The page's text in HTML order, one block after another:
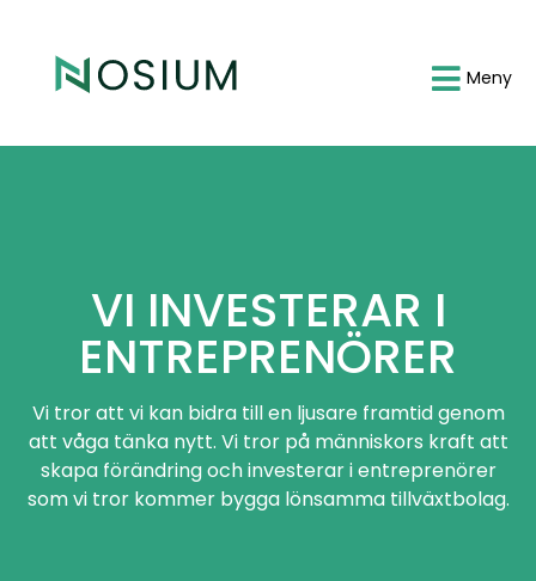
Meny
VI INVESTERAR I
ENTREPRENÖRER
Vi tror att vi kan bidra till en ljusare framtid genom
att våga tänka nytt. Vi tror på människors kraft att
skapa förändring och investerar i entreprenörer
som vi tror kommer bygga lönsamma tillväxtbolag.